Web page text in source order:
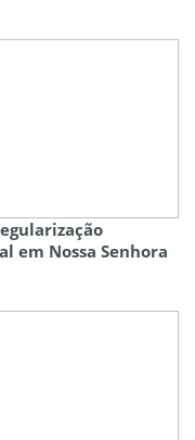
em Nossa Senhora